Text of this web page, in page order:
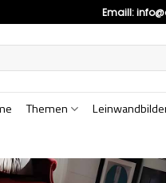
Emaill:
Themen